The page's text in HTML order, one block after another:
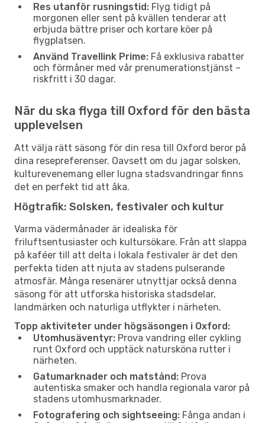
Res utanför rusningstid: Flyg tidigt på
morgonen eller sent på kvällen tenderar att
erbjuda bättre priser och kortare köer på
flygplatsen.
Använd Travellink Prime: Få exklusiva rabatter
och förmåner med vår prenumerationstjänst –
riskfritt i 30 dagar.
När du ska flyga till Oxford för den bästa
upplevelsen
Att välja rätt säsong för din resa till Oxford beror på
dina resepreferenser. Oavsett om du jagar solsken,
kulturevenemang eller lugna stadsvandringar finns
det en perfekt tid att åka.
Högtrafik: Solsken, festivaler och kultur
Varma vädermånader är idealiska för
friluftsentusiaster och kultursökare. Från att slappa
på kaféer till att delta i lokala festivaler är det den
perfekta tiden att njuta av stadens pulserande
atmosfär. Många resenärer utnyttjar också denna
säsong för att utforska historiska stadsdelar,
landmärken och naturliga utflykter i närheten.
Topp aktiviteter under högsäsongen i Oxford:
Utomhusäventyr: Prova vandring eller cykling
runt Oxford och upptäck natursköna rutter i
närheten.
Gatumarknader och matstånd: Prova
autentiska smaker och handla regionala varor på
stadens utomhusmarknader.
Fotografering och sightseeing: Fånga andan i